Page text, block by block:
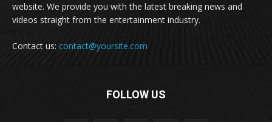
website. We provide you with the latest breaking news and
videos straight from the entertainment industry.
Contact us: contact@yoursite.com
FOLLOW US